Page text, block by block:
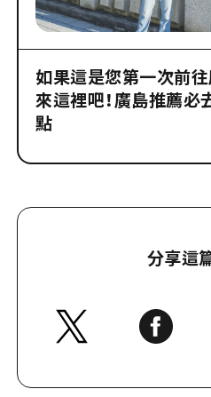
如果這是您第一次前
來這裡吧！廣島推薦必
點
分享這